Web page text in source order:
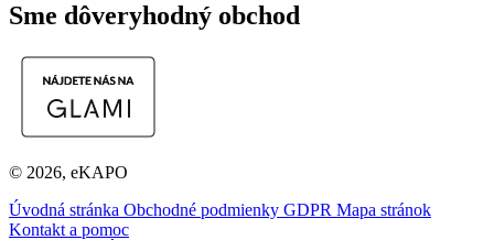
Sme dôveryhodný obchod
© 2026, eKAPO
Úvodná stránka Obchodné podmienky GDPR Mapa stránok
Kontakt a pomoc